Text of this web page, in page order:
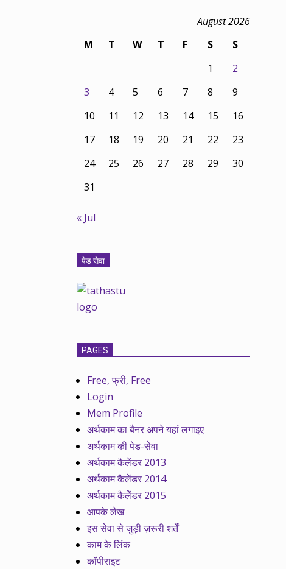
August 2026
M
T W T F S
S
1
2
3
4 5 6 7 8
9
10
11 12 13 14 15
16
17
18 19 20 21 22
23
24
25 26 27 28 29
30
31
« Jul
पेड सेवा
PAGES
Free, फ्री, Free
Login
Mem Profile
अर्थकाम का बैनर अपने यहां लगाइए
अर्थकाम की पेड-सेवा
अर्थकाम कैलेंडर 2013
अर्थकाम कैलेंडर 2014
अर्थकाम कैलेेंडर 2015
आपके लेख
इस सेवा से जुड़ी ज़रूरी शर्तें
काम के लिंक
कॉपीराइट